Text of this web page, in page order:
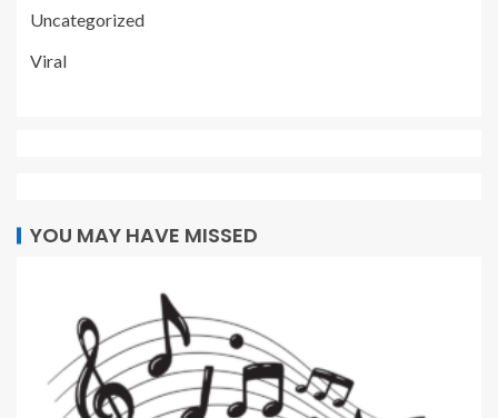
Uncategorized
Viral
YOU MAY HAVE MISSED